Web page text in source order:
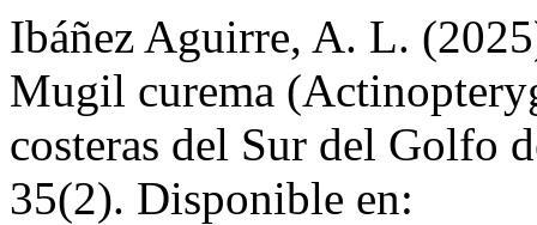
Ibáñez Aguirre, A. L.
Mugil curema
costeras del Sur del Golfo
35(2). Disponible en: